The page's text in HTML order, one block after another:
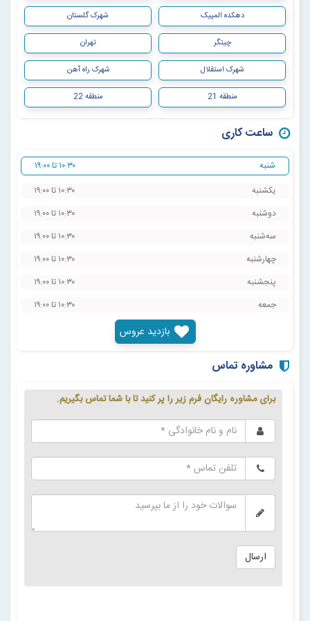
دهکده المپیک شهرک گلستان
چیتگر تهران
شهرک استقلال شهرک راه آهن
منطقه 21 منطقه 22
ساعت کاری
شنبه
۱۰:۳۰ تا ۱۹:۰۰
یکشنبه
۱۰:۳۰ تا ۱۹:۰۰
دوشنبه
۱۰:۳۰ تا ۱۹:۰۰
سه‌شنبه
۱۰:۳۰ تا ۱۹:۰۰
چهارشنبه
۱۰:۳۰ تا ۱۹:۰۰
پنجشنبه
۱۰:۳۰ تا ۱۹:۰۰
جمعه
۱۰:۳۰ تا ۱۹:۰۰
بازدید عروس
مشاوره تماس